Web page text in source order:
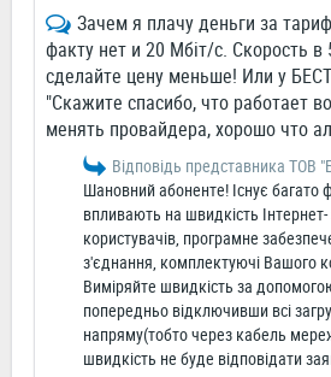
Зачем я плачу деньги за
факту нет и 20 Мбіт/с. Скорость
сделайте цену меньше! Или у
"Скажите спасибо, что работает
менять провайдера, хорошо что
Відповідь представника ТОВ
Шановний абоненте! Існує багато
впливають на швидкість Інтернет-
користувачів, програмне
з'єднання, комплектуючі Вашого
Виміряйте швидкість за
попередньо відключивши всі
напряму(тобто через кабель
швидкість не буде відповідати